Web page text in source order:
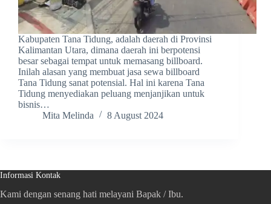
Kabupaten Tana Tidung, adalah daerah di Provinsi
Kalimantan Utara, dimana daerah ini berpotensi
besar sebagai tempat untuk memasang billboard.
Inilah alasan yang membuat jasa sewa billboard
Tana Tidung sanat potensial. Hal ini karena Tana
Tidung menyediakan peluang menjanjikan untuk
bisnis…
Mita Melinda
8 August 2024
Informasi Kontak
Kami dengan senang hati melayani Bapak / Ibu.